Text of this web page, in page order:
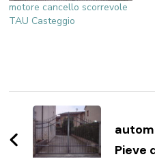
motore cancello scorrevole
TAU Casteggio
Navigazione
articoli
Pieve